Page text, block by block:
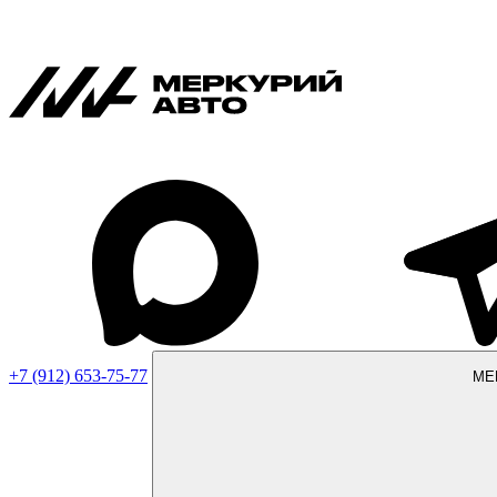
+7 (912) 653-75-77